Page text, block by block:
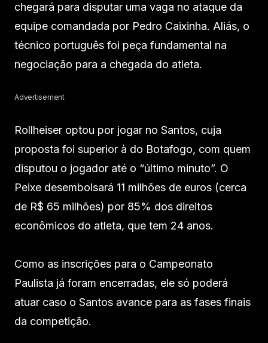
chegará para disputar uma vaga no ataque da
equipe comandada por Pedro Caixinha. Aliás, o
técnico português foi peça fundamental na
negociação para a chegada do atleta.
Advertisement
Rollheiser optou por jogar no Santos, cuja
proposta foi superior à do Botafogo, com quem
disputou o jogador até o “último minuto”. O
Peixe desembolsará 11 milhões de euros (cerca
de R$ 65 milhões) por 85% dos direitos
econômicos do atleta, que tem 24 anos.
Como as inscrições para o Campeonato
Paulista já foram encerradas, ele só poderá
atuar caso o Santos avance para as fases finais
da competição.